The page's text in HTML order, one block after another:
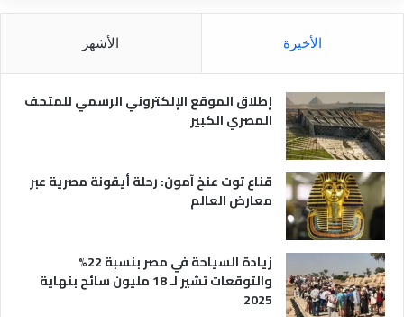
ل
ر
ة
و
الأخيرة الأشهر
إطلاق الموقع الإلكتروني الرسمي للمتحف
المصري الكبير
قناع توت عنخ آمون: رحلة أيقونة مصرية عبر
معارض العالم
زيادة السياحة في مصر بنسبة 22%
والتوقعات تشير لـ 18 مليون سائح بنهاية
2025